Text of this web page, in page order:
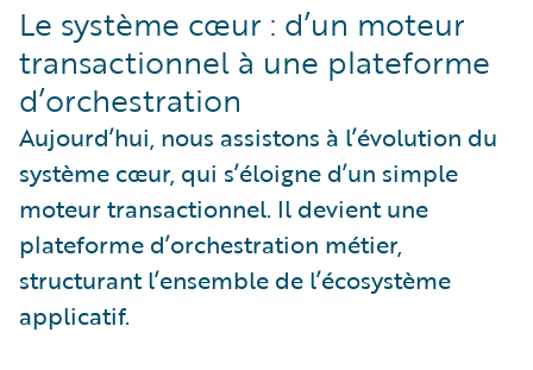
Le système cœur : d’un moteur
transactionnel à une plateforme
d’orchestration
Aujourd’hui, nous assistons à l’évolution du
système cœur, qui s’éloigne d’un simple
moteur transactionnel. Il devient une
plateforme d’orchestration métier,
structurant l’ensemble de l’écosystème
applicatif.